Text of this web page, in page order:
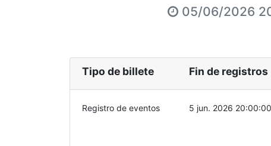
05/06/2026
Tipo de billete Fin de registros
Registro de eventos 5 jun. 2026 20:00:00